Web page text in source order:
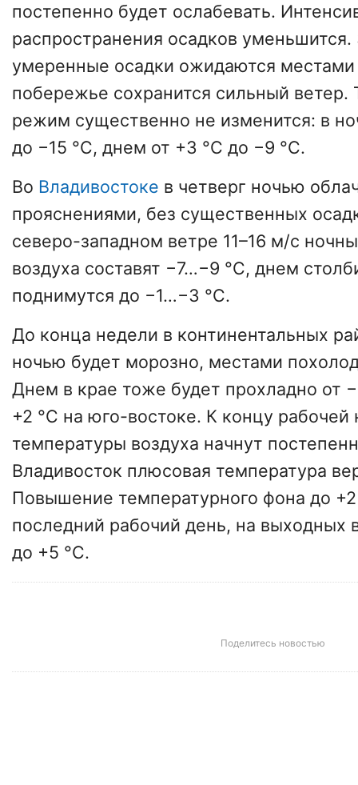
постепенно будет ослабевать.
распространения осадков
умеренные осадки ожидаются местами
побережье сохранится сильный ветер.
режим существенно не изменится: в
до −15 °C, днем от +3 °C до −9 °C.
Во Владивостоке в четверг ночью
прояснениями, без существенных
северо-западном ветре 11–16 м/с
воздуха составят −7…−9 °C, днем
поднимутся до −1…−3 °C.
До конца недели в континентальных
ночью будет морозно, местами
Днем в крае тоже будет прохладно от
+2 °C на юго-востоке. К концу
температуры воздуха начнут
Владивосток плюсовая температура
Повышение температурного фона до
последний рабочий день, на выходных
до +5 °С.
Поделитесь новостью